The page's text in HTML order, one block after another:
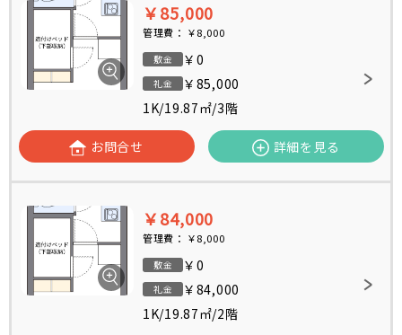
￥85,000
管理費： ￥8,000
敷金 ￥0
礼金
￥85,000
1K/19.87㎡/3階
お問合せ 詳細を見る
￥84,000
管理費： ￥8,000
敷金 ￥0
礼金
￥84,000
1K/19.87㎡/2階